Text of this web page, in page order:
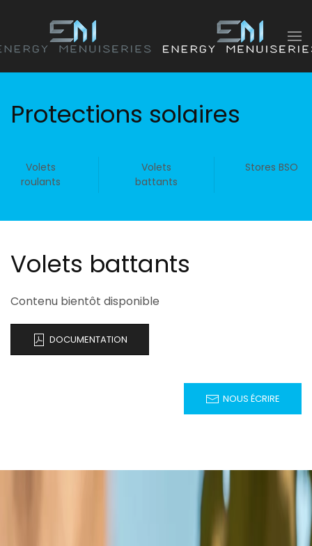
Accéder au contenu principal
Protections solaires
Volets
roulants
Volets
battants
Stores BSO
Volets battants
Contenu bientôt disponible
DOCUMENTATION
NOUS ÉCRIRE